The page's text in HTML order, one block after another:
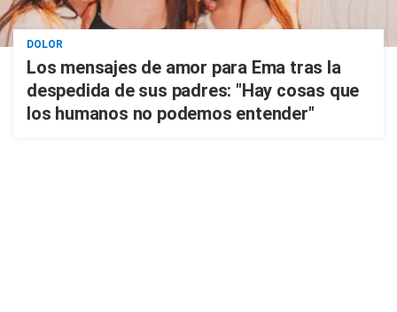
DOLOR
Los mensajes de amor para Ema tras la
despedida de sus padres: "Hay cosas que
los humanos no podemos entender"